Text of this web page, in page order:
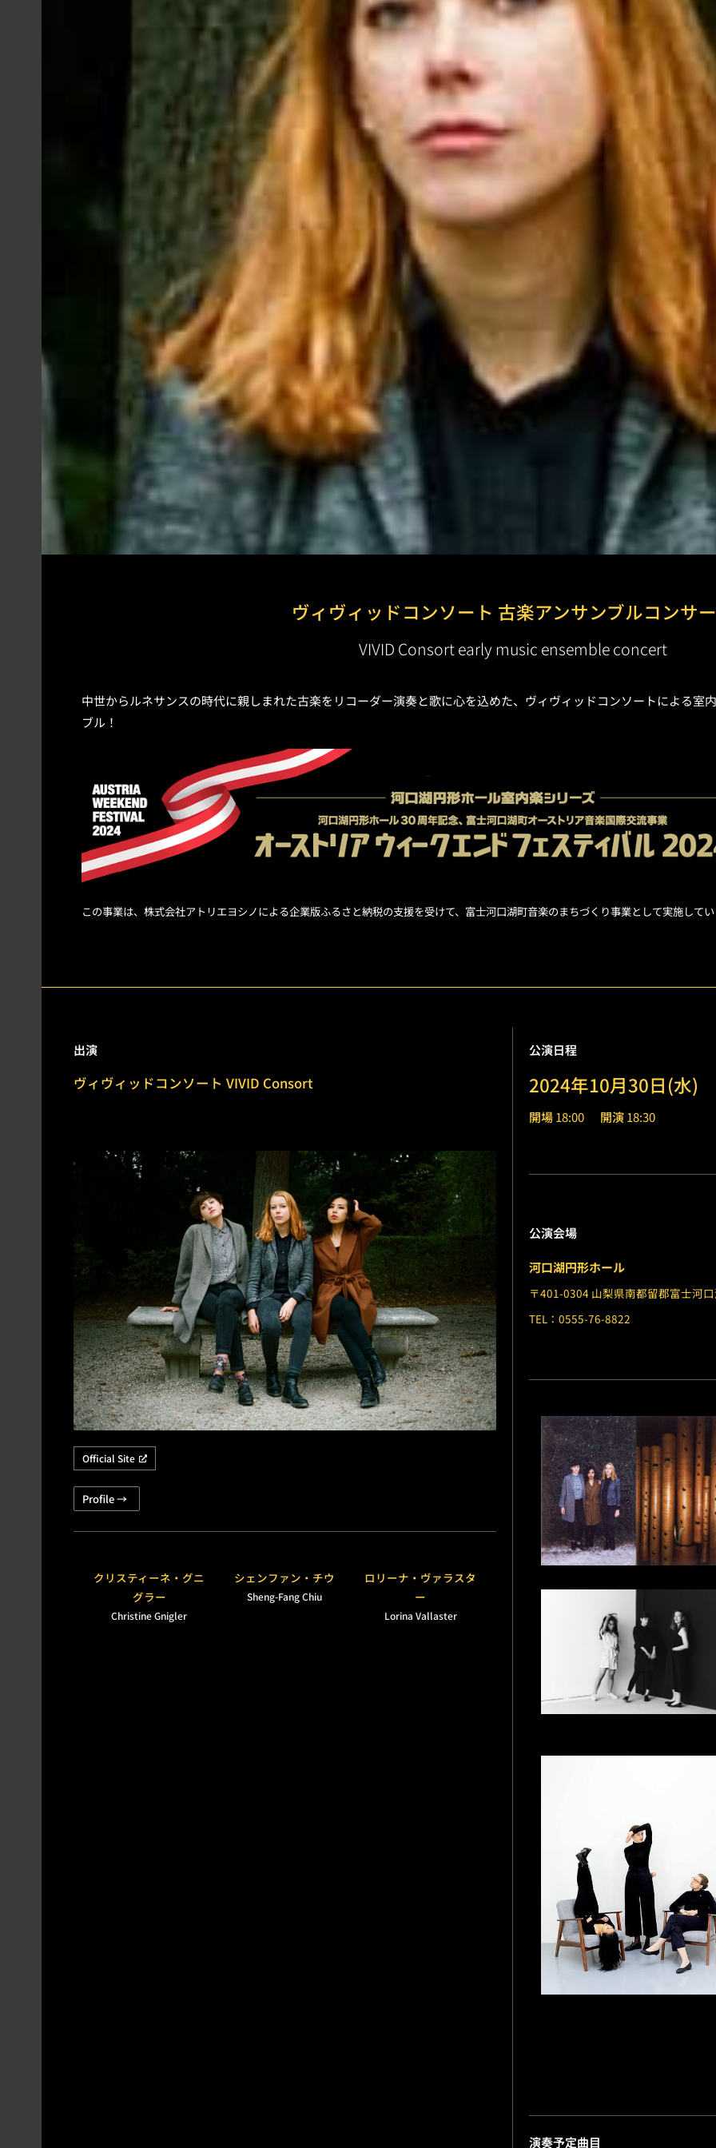
ヴィヴィッドコンソート 古楽アンサンブルコンサ
VIVID Consort early music ensemble concert
中世からルネサンスの時代に親しまれた古楽をリコーダー演奏と歌に心を込めた、ヴィヴィッドコンソートによる室
ブル！
この事業は、株式会社アトリエヨシノによる企業版ふるさと納税の支援を受けて、富士河口湖町音楽のまちづくり事業として実施して
出演
ヴィヴィッドコンソート VIVID Consort
Official Site
Profile →
クリスティーネ・グニ
グラー
Christine Gnigler
シェンファン・チウ
Sheng-Fang Chiu
ロリーナ・ヴァラスタ
ー
Lorina Vallaster
公演日程
2024年10月30日(水)
開場18:00 開演18:30
公演会場
河口湖円形ホール
〒401-0304 山梨県南都留郡富士河
TEL：0555-76-8822
演奏予定曲目